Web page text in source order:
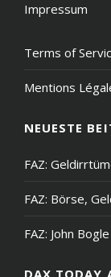
Impressum
Terms of
Mentions
NEUESTE
FAZ:
FAZ: Börse,
FAZ: John
DAX TODAY